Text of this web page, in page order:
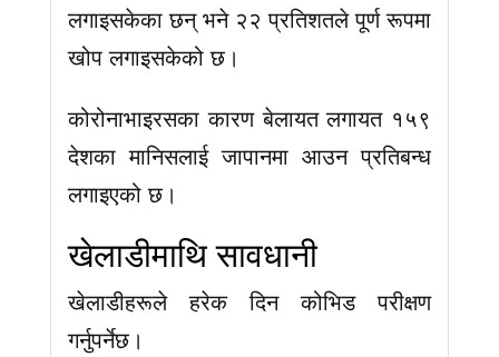
लगाइसकेका छन् भने २२ प्रतिशतले पूर्ण रूपमा
खोप लगाइसकेको छ।
कोरोनाभाइरसका कारण बेलायत लगायत १५९
देशका मानिसलाई जापानमा आउन प्रतिबन्ध
लगाइएको छ।
खेलाडीमाथि सावधानी
खेलाडीहरूले हरेक दिन कोभिड परीक्षण
गर्नुपर्नेछ।